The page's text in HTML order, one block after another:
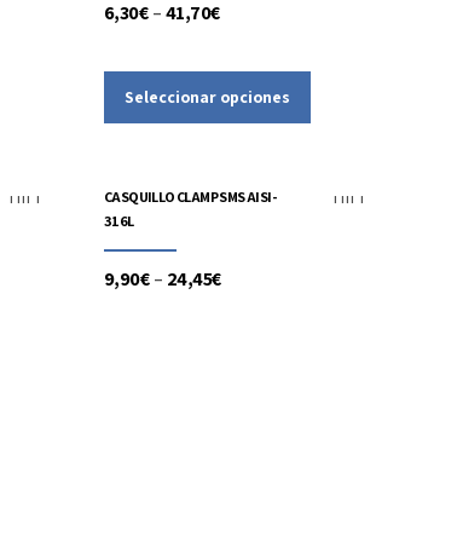
6,30€–41,70€
Seleccionar opciones
CASQUILLO CLAMP SMS AISI-
316L
9,90€– 24,45€